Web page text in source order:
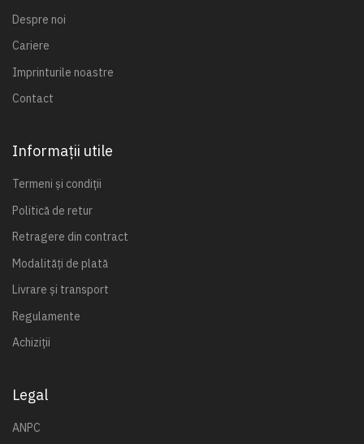
Despre noi
Cariere
Imprinturile noastre
Contact
Informații utile
Termeni și condiții
Politică de retur
Retragere din contract
Modalități de plată
Livrare și transport
Regulamente
Achiziții
Legal
ANPC